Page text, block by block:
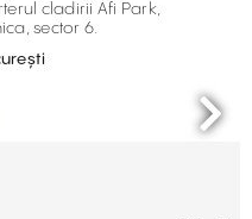
cladirii Afi Park,
sector 6.